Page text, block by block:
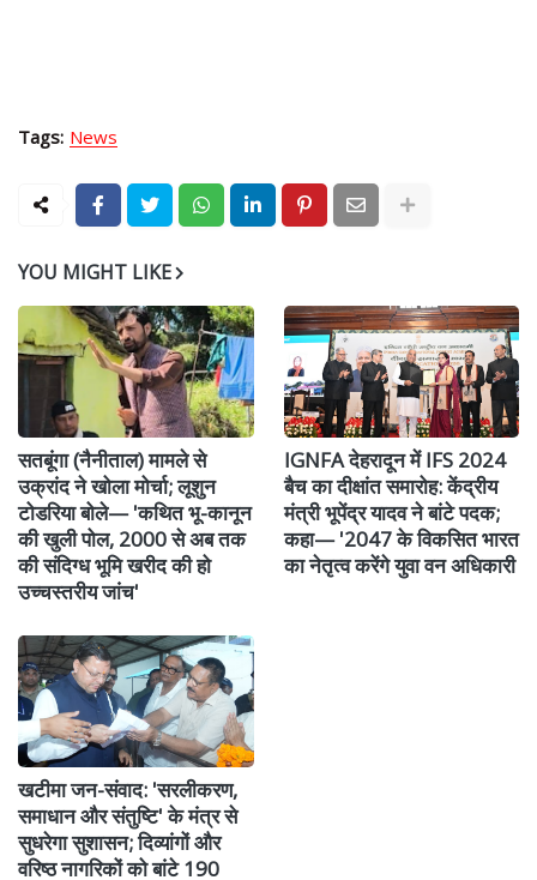
Tags: News
YOU MIGHT LIKE
सतबूंगा (नैनीताल) मामले से
उक्रांद ने खोला मोर्चा; लूशुन
टोडरिया बोले— 'कथित भू-कानून
की खुली पोल, 2000 से अब तक
की संदिग्ध भूमि खरीद की हो
उच्चस्तरीय जांच'
IGNFA देहरादून में IFS 2024
बैच का दीक्षांत समारोह: केंद्रीय
मंत्री भूपेंद्र यादव ने बांटे पदक;
कहा— '2047 के विकसित भारत
का नेतृत्व करेंगे युवा वन अधिकारी
खटीमा जन-संवाद: 'सरलीकरण,
समाधान और संतुष्टि' के मंत्र से
सुधरेगा सुशासन; दिव्यांगों और
वरिष्ठ नागरिकों को बांटे 190